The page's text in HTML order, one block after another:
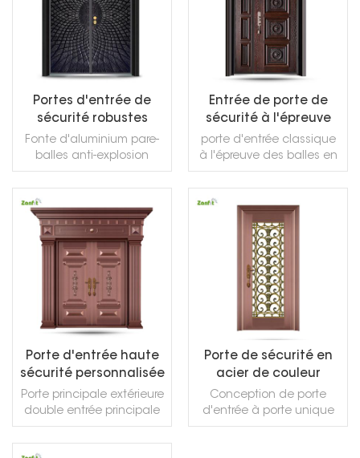
Portes d'entrée de
sécurité robustes
noires résidentielles
Fonte d'aluminium pare-
balles anti-explosion
résistant à la lumière de
haute qualité
LIRE LA SUITE
Entrée de porte de
sécurité à l'épreuve
des balles en fonte
d'aluminium classique
porte d'entrée classique
à l'épreuve des balles en
fonte d'aluminium pour
villa
LIRE LA SUITE
Porte d'entrée haute
sécurité personnalisée
en cuivre noble
Porte principale extérieure
double entrée principale
portes avant conception
porte de sécurité interne
Porte de sécurité en
acier de couleur
cuivre galvanisé
Conception de porte
d'entrée à porte unique
en cuivre